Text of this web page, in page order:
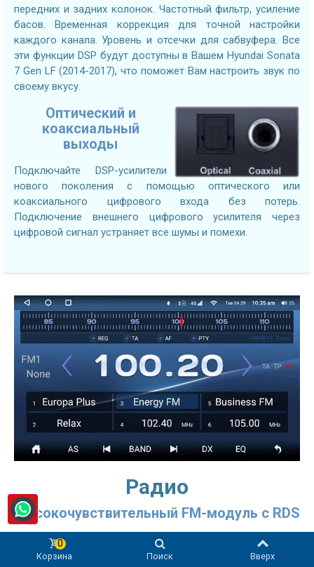
передних и задних колонок. Частотный фильтр, усиление
басов. Временная коррекция для точной настройки
каждого канала. Уровень и отсечки для сабвуфера. Все
эти функции DSP будут доступны в Вашем Hyundai Sonata
7 Gen LF (2014-2017), что поможет Вам настроить звук по
своему вкусу.
Оптический и
коаксиальный
выходы
Подключайте DSP-усилители
нового поколения с помощью оптического или
коаксиального цифрового входа без потерь.
Подключение внешнего цифрового усилителя через
цифровой сигнал устраняет все шумы и помехи.
Радио
Высокочувствительный FM-модуль с RDS
Радио - одна из основных функций мультимедийной
системы в Hyundai Sonata 7 Gen LF (2014-2017)! SMARTY
Корзина
0
Поиск Вверх